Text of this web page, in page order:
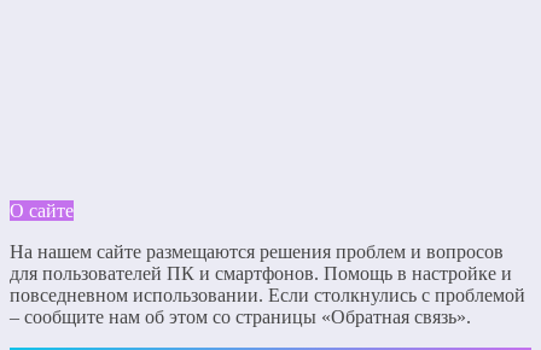
О сайте
На нашем сайте размещаются решения проблем и вопросов
для пользователей ПК и смартфонов. Помощь в настройке и
повседневном использовании. Если столкнулись с проблемой
– сообщите нам об этом со страницы «Обратная связь».